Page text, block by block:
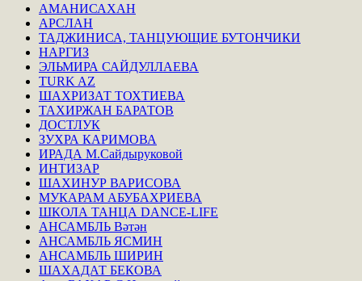
АМАНИСАХАН
АРСЛАН
ТАДЖИНИСА, ТАНЦУЮЩИЕ БУТОНЧИКИ
НАРГИЗ
ЭЛЬМИРА САЙДУЛЛАЕВА
TURK AZ
ШАХРИЗАТ ТОХТИЕВА
ТАХИРЖАН БАРАТОВ
ДОСТЛУК
ЗУХРА КАРИМОВА
ИРАДА М.Сайдыруковой
ИНТИЗАР
ШАХИНУР ВАРИСОВА
МУКАРАМ АБУБАХРИЕВА
ШКОЛА ТАНЦА DANCE-LIFE
АНСАМБЛЬ Вәтән
АНСАМБЛЬ ЯСМИН
АНСАМБЛЬ ШИРИН
ШАХАДАТ БЕКОВА